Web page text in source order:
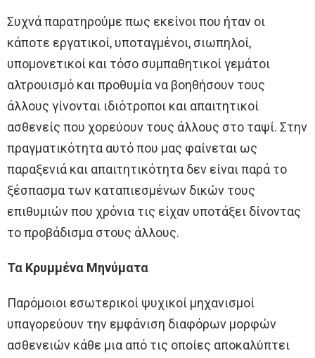
Συχνά παρατηρούμε πως εκείνοι που ήταν οι
κάποτε εργατικοί, υποταγμένοι, σιωπηλοί,
υπομονετικοί και τόσο συμπαθητικοί γεμάτοι
αλτρουισμό και προθυμία να βοηθήσουν τους
άλλους γίνονται ιδιότροποι και απαιτητικοί
ασθενείς που χορεύουν τους άλλους στο ταψί. Στην
πραγματικότητα αυτό που μας φαίνεται ως
παραξενιά και απαιτητικότητα δεν είναι παρά το
ξέσπασμα των καταπιεσμένων δικών τους
επιθυμιών που χρόνια τις είχαν υποτάξει δίνοντας
το προβάδισμα στους άλλους.
Τα Κρυμμένα Μηνύματα
Παρόμοιοι εσωτερικοί ψυχικοί μηχανισμοί
υπαγορεύουν την εμφάνιση διαφόρων μορφών
ασθενειών κάθε μια από τις οποίες αποκαλύπτει